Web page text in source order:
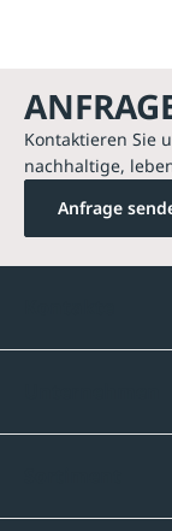
Kontaktieren Sie
nachhaltige,
Anfrage